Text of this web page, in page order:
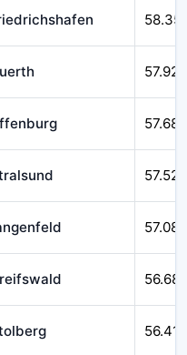
57.925
57.687
57.525
57.083
56.685
56.414